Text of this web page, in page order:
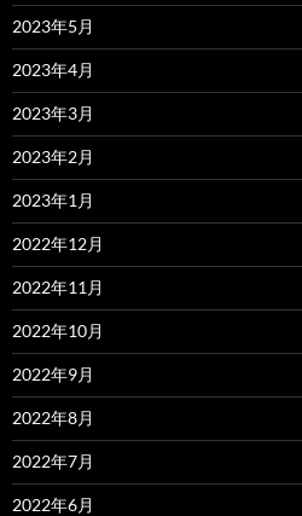
2023年5月
2023年4月
2023年3月
2023年2月
2023年1月
2022年12月
2022年11月
2022年10月
2022年9月
2022年8月
2022年7月
2022年6月